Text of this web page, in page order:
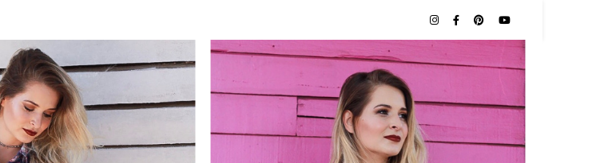
MENINAS |